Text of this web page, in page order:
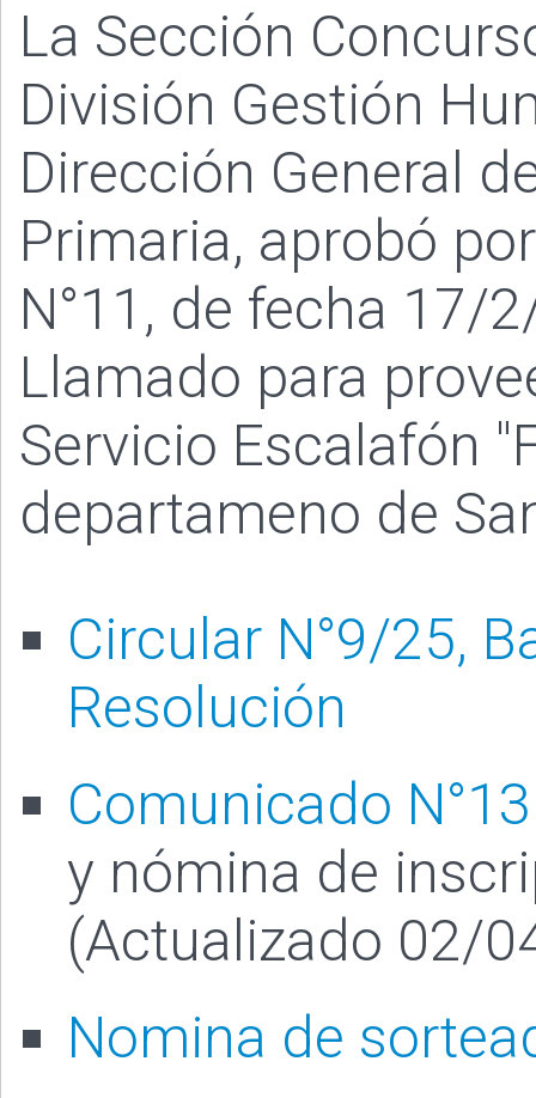
La Sección
División Gestión
Dirección General
Primaria, aprobó
N°11, de fecha 17/
Llamado para
Servicio Escalafón
departameno de
Circular N°9/25,
Resolución
Comunicado
y nómina de
(Actualizado 02/
Nomina de